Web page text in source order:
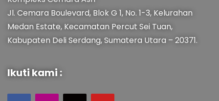
Jl. Cemara Boulevard, Blok G 1, No. 1-3, Kelurahan
Medan Estate, Kecamatan Percut Sei Tuan,
Kabupaten Deli Serdang, Sumatera Utara – 20371.
Ikuti kami :